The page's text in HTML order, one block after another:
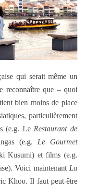
qui serait même un
reconnaître que – quoi
bien moins de place
particulièrement
(e.g. Le Restaurant de
(e.g. Le Gourmet
Kusumi) et films (e.g.
Voici maintenant La
Khoo. Il faut peut-être